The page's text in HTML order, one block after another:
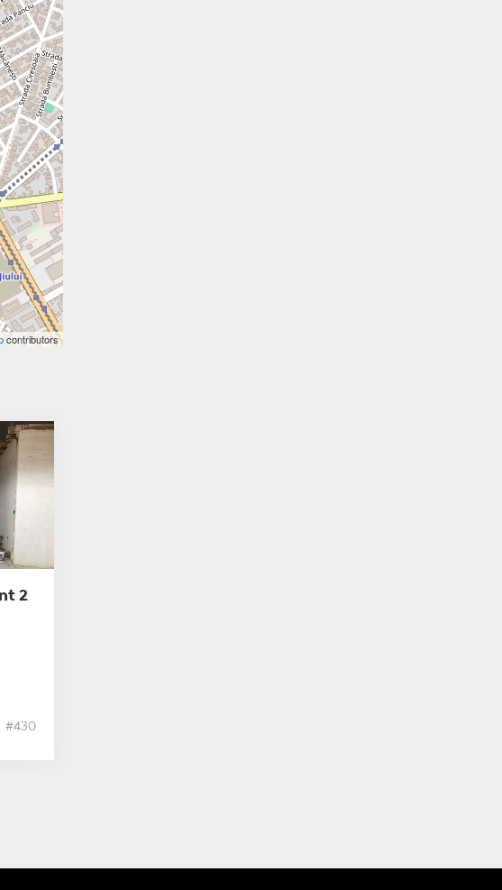
contributors
2
#430